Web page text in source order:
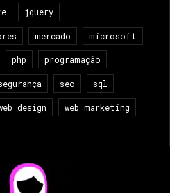
jquery
mercado microsoft
php programação
seo sql
design web marketing